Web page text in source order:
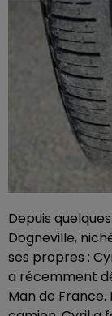
Depuis
Dogneville,
ses propres :
a récemment
Man de France.